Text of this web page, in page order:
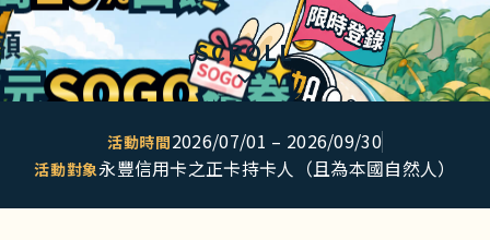
SOGO禮券
SCROLL
活動時間:2026/07/
活動時間2026/07/01 – 2026/09/30
活動對象:永豐信用
活動對象永豐信用卡之正卡持卡人（且為本國自然人）